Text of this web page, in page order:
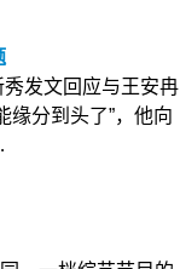
发文回应与王安冉
缘分到头了”，他向